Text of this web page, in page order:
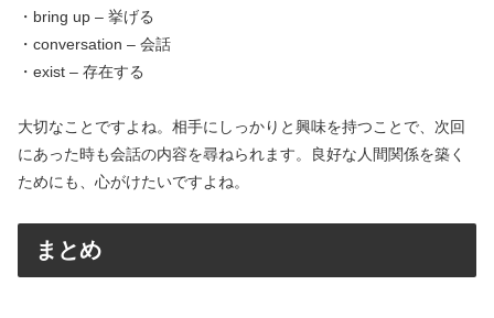
・bring up – 挙げる
・conversation – 会話
・exist – 存在する
大切なことですよね。相手にしっかりと興味を持つことで、次回
にあった時も会話の内容を尋ねられます。良好な人間関係を築く
ためにも、心がけたいですよね。
まとめ